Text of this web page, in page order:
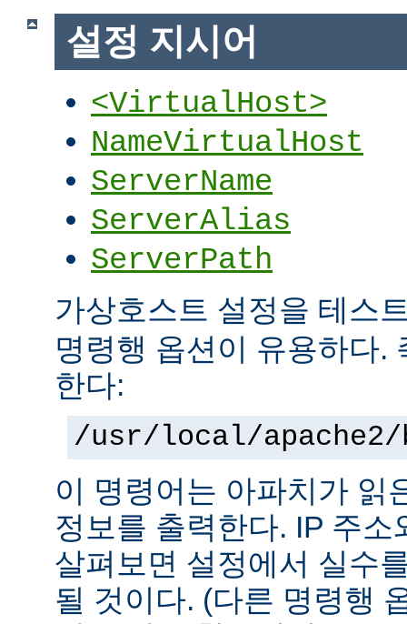
설정 지시어
<VirtualHost>
NameVirtualHost
ServerName
ServerAlias
ServerPath
가상호스트 설정을 테스
명령행 옵션이 유용하다.
한다:
/usr/local/
이 명령어는 아파치가 읽
정보를 출력한다. IP 주
살펴보면 설정에서 실수
될 것이다. (다른 명령행